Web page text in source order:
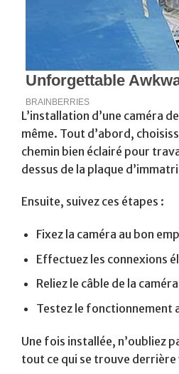
L’installation d’une caméra
même. Tout d’abord,
chemin bien éclairé pour
dessus de la plaque
Ensuite, suivez ces étapes :
Fixez la caméra au bon
Effectuez les connexions
Reliez le câble de la
Testez le fonctionnement
Une fois installée, n’oubliez
tout ce qui se trouve